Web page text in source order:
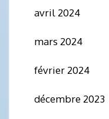
avril 2024
mars 2024
février 2024
décembre 2023